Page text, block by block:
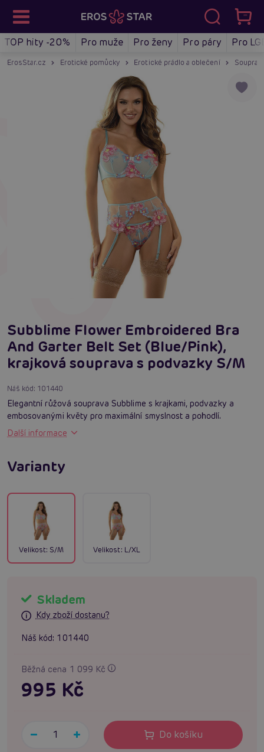
TOP hity -20% Pro muže Pro ženy Pro páry Pro
ErosStar.cz Erotické pomůcky Erotické prádlo a oblečení
Subblime Flower Embroidered Bra
And Garter Belt Set (Blue/Pink),
krajková souprava s podvazky S/M
Náš kód: 101440
Elegantní růžová souprava Subblime s krajkami, podvazky a
embosovanými květy pro maximální smyslnost a pohodlí.
Další informace
Varianty
Velikost: S/M Velikost: L/XL
Skladem
Kdy zboží dostanu?
Náš kód: 101440
Běžná cena 1 099 Kč
995 Kč
Do košíku